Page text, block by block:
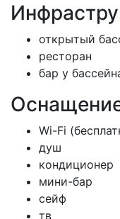
открытый
ресторан
бар у
Wi-Fi
душ
кондиционер
мини-бар
сейф
тв